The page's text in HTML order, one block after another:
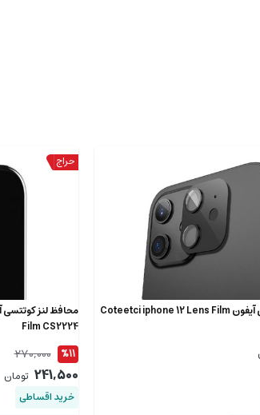
محافظ لنز کوتتسی آیفون Coteetci iphone 12 Lens Film
Film CS2224
%11
270,000
241,500 تومان
خرید اقساطی